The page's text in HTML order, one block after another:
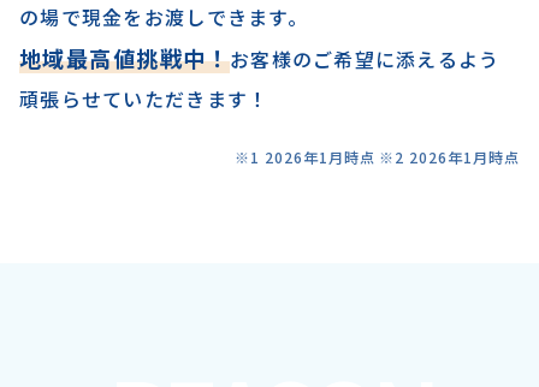
の場で現金をお渡しできます。
地域最高値挑戦中！お客様のご希望に添えるよう
頑張らせていただきます！
※1 2026年1月時点 ※2 2026年1月時点